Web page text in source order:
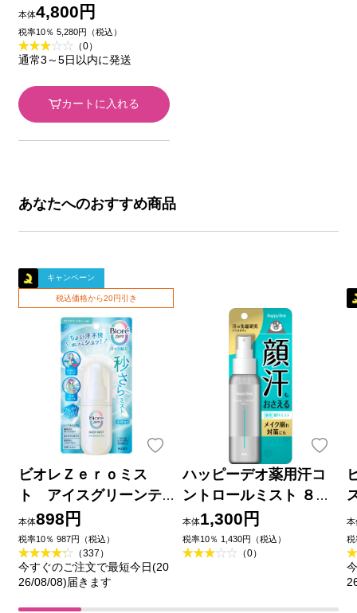
１ （付けかえ用） １
６０ｍｌ コーセー
本体4,800円
税率10％ 5,280円（税込）
（0）
通常3～5日以内に発送
カートに入れる
あなたへのおすすめ商品
キャンペーン
税込価格から20円引き
ビオレＺｅｒｏミス
ト アイスグリーンテ
ィーの香り ６０ｍＬ 花
王
本体898円
税率10％ 987円（税込）
（337）
今すぐのご注文で最短今日(20
26/08/08)届きます
ハッピーデオ薬用汗コ
ントロールミスト ８０
ｍｌ マンダム (医薬部外
品)
本体1,300円
税率10％ 1,430円（税込）
（0）
本
税